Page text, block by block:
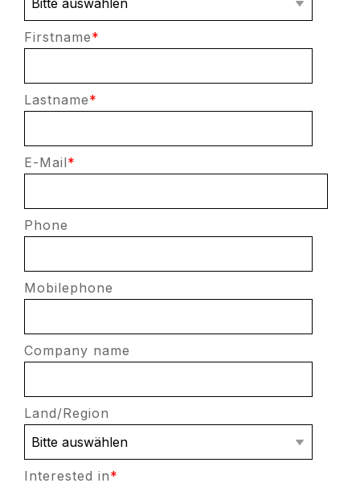
Firstname*
Lastname*
E-Mail*
Phone
Mobilephone
Company name
Land/Region
Interested in*